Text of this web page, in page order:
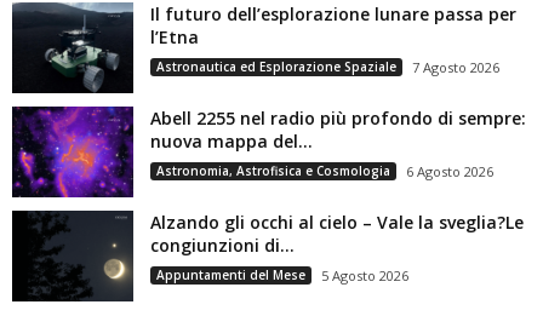
Il futuro dell’esplorazione lunare passa per
l’Etna
Astronautica ed Esplorazione Spaziale 7 Agosto 2026
Abell 2255 nel radio più profondo di sempre:
nuova mappa del...
Astronomia, Astrofisica e Cosmologia 6 Agosto 2026
Alzando gli occhi al cielo – Vale la sveglia?Le
congiunzioni di...
Appuntamenti del Mese 5 Agosto 2026